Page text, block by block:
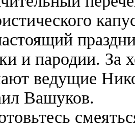
и пародии. За
ведущие
Вашуков.